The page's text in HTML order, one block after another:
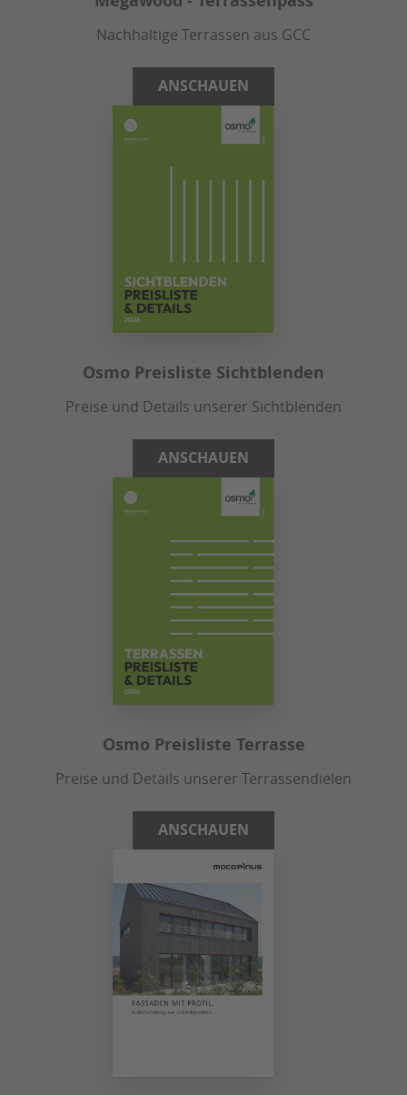
Nachhaltige Terrassen aus GCC
ANSCHAUEN
Osmo Preisliste Sichtblenden
Preise und Details unserer Sichtblenden
ANSCHAUEN
Osmo Preisliste Terrasse
Preise und Details unserer Terrassendielen
ANSCHAUEN